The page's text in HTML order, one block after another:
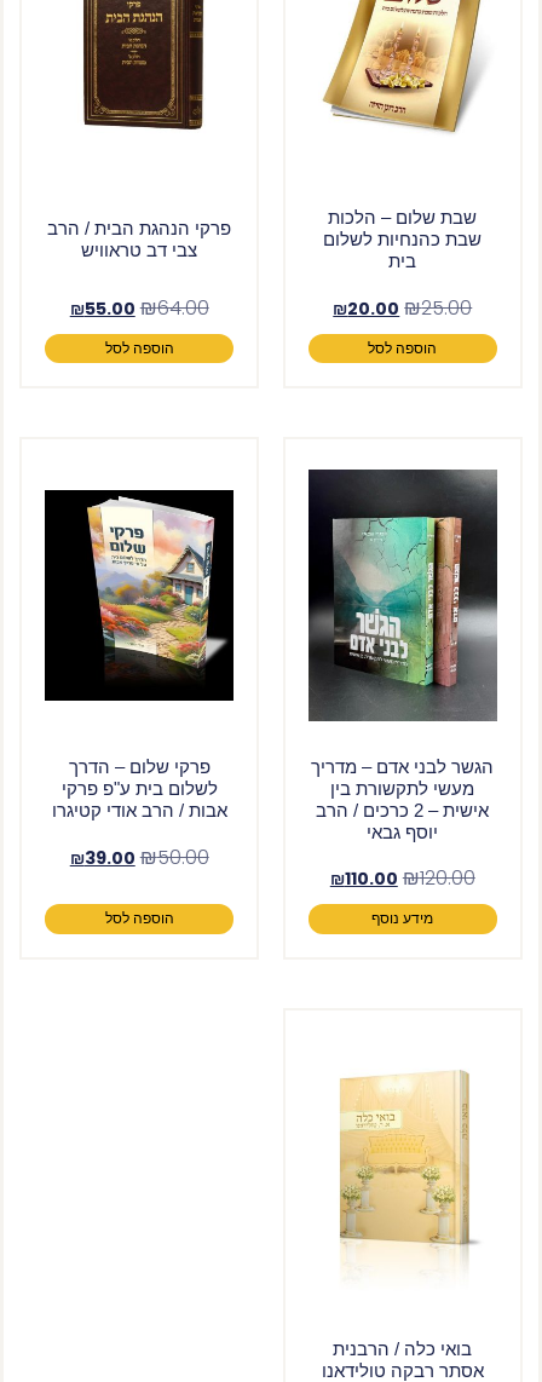
שבת שלום – הלכות
שבת כהנחיות לשלום
בית
₪25.00
₪20.00
הוספה לסל
פרקי הנהגת הבית / הרב
צבי דב טראוויש
₪64.00
₪55.00
הוספה לסל
הגשר לבני אדם – מדריך
מעשי לתקשורת בין
אישית – 2 כרכים / הרב
יוסף גבאי
₪120.00
₪110.00
מידע נוסף
פרקי שלום – הדרך
לשלום בית ע"פ פרקי
אבות / הרב אודי קטיגרו
₪50.00
₪39.00
הוספה לסל
בואי כלה / הרבנית
אסתר רבקה טולידאנו